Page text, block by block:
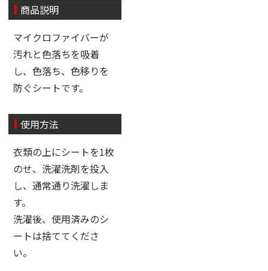
商品説明
マイクロファイバーが
汚れと色落ちを吸着
し、色落ち、色移りを
防ぐシートです。
使用方法
衣類の上にシートを1枚
のせ、洗濯洗剤を投入
し、通常通り洗濯しま
す。
洗濯後、使用済みのシ
ートは捨ててくださ
い。